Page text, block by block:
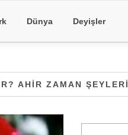
Dünya Deyişler
AHIR ZAMAN ŞEYLERI